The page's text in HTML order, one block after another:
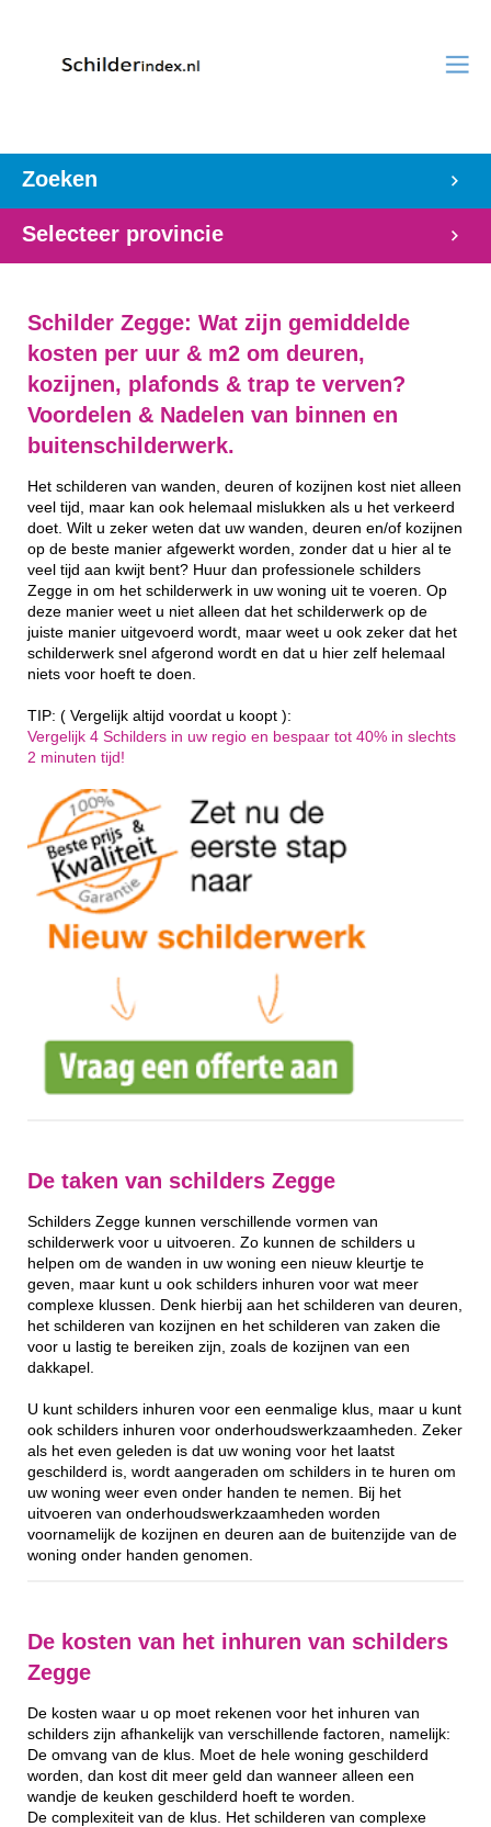
Zoeken
Selecteer provincie
Schilder Zegge: Wat zijn gemiddelde
kosten per uur & m2 om deuren,
kozijnen, plafonds & trap te verven?
Voordelen & Nadelen van binnen en
buitenschilderwerk.
Het schilderen van wanden, deuren of kozijnen kost niet alleen
veel tijd, maar kan ook helemaal mislukken als u het verkeerd
doet. Wilt u zeker weten dat uw wanden, deuren en/of kozijnen
op de beste manier afgewerkt worden, zonder dat u hier al te
veel tijd aan kwijt bent? Huur dan professionele schilders
Zegge in om het schilderwerk in uw woning uit te voeren. Op
deze manier weet u niet alleen dat het schilderwerk op de
juiste manier uitgevoerd wordt, maar weet u ook zeker dat het
schilderwerk snel afgerond wordt en dat u hier zelf helemaal
niets voor hoeft te doen.
TIP: ( Vergelijk altijd voordat u koopt ):
Vergelijk 4 Schilders in uw regio en bespaar tot 40% in slechts
2 minuten tijd!
De taken van schilders Zegge
Schilders Zegge kunnen verschillende vormen van
schilderwerk voor u uitvoeren. Zo kunnen de schilders u
helpen om de wanden in uw woning een nieuw kleurtje te
geven, maar kunt u ook schilders inhuren voor wat meer
complexe klussen. Denk hierbij aan het schilderen van deuren,
het schilderen van kozijnen en het schilderen van zaken die
voor u lastig te bereiken zijn, zoals de kozijnen van een
dakkapel.
U kunt schilders inhuren voor een eenmalige klus, maar u kunt
ook schilders inhuren voor onderhoudswerkzaamheden. Zeker
als het even geleden is dat uw woning voor het laatst
geschilderd is, wordt aangeraden om schilders in te huren om
uw woning weer even onder handen te nemen. Bij het
uitvoeren van onderhoudswerkzaamheden worden
voornamelijk de kozijnen en deuren aan de buitenzijde van de
woning onder handen genomen.
De kosten van het inhuren van schilders
Zegge
De kosten waar u op moet rekenen voor het inhuren van
schilders zijn afhankelijk van verschillende factoren, namelijk:
De omvang van de klus. Moet de hele woning geschilderd
worden, dan kost dit meer geld dan wanneer alleen een
wandje de keuken geschilderd hoeft te worden.
De complexiteit van de klus. Het schilderen van complexe